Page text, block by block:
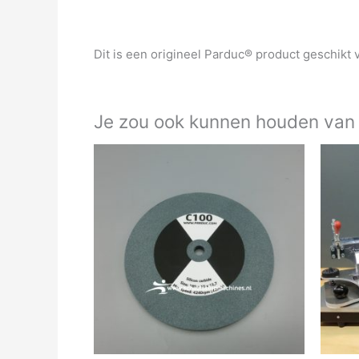
Dit is een origineel Parduc® product geschikt
Je zou ook kunnen houden